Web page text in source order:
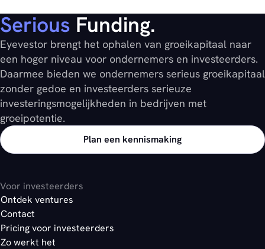
Serious Funding.
Eyevestor brengt het ophalen van groeikapitaal naar
een hoger niveau voor ondernemers en investeerders.
Daarmee bieden we ondernemers serieus groeikapitaal
zonder gedoe en investeerders serieuze
investeringsmogelijkheden in bedrijven met
groeipotentie.
Plan een kennismaking
Voor investeerders
Ontdek ventures
Contact
Pricing voor investeerders
Zo werkt het